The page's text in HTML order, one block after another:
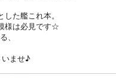
た艦これ本。
様は必見です☆
、
いませ♪